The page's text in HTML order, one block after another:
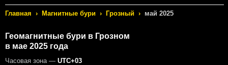
Главная › Магнитные бури › Грозный › май 2025
Геомагнитные бури в Грозном
в мае 2025 года
Часовая зона — UTC+03